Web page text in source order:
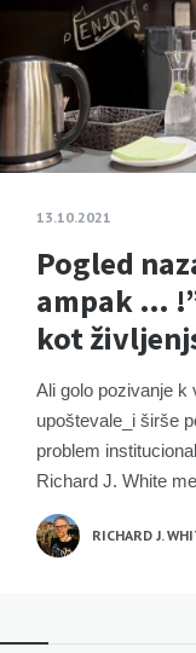
13.10.2021
Pogled
ampak …
kot
Ali golo pozivanje k
upoštevale_i širše
problem
Richard J. White
RICHARD J.